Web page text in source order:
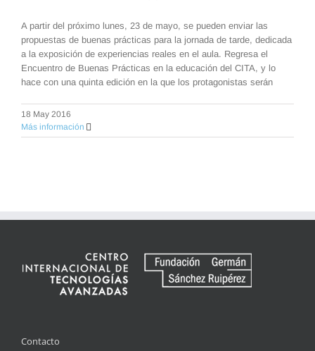
A partir del próximo lunes, 23 de mayo, se pueden enviar las
propuestas de buenas prácticas para la jornada de tarde, dedicada
a la exposición de experiencias reales en el aula. Regresa el
Encuentro de Buenas Prácticas en la educación del CITA, y lo
hace con una quinta edición en la que los protagonistas serán
18 May 2016
Más información
Contacto